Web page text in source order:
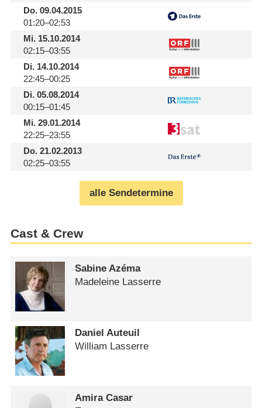
Do.09.04.2015
01:20–02:53
Mi.15.10.2014
02:15–03:55
Di.14.10.2014
22:45–00:25
Di.05.08.2014
00:15–01:45
Mi.29.01.2014
22:25–23:55
Do.21.02.2013
02:25–03:55
alle Sendetermine
Cast & Crew
Sabine Azéma
Madeleine Lasserre
Daniel Auteuil
William Lasserre
Amira Casar